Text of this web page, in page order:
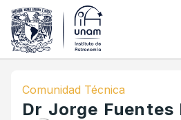
Comunidad Técnica
Dr Jorge Fuentes